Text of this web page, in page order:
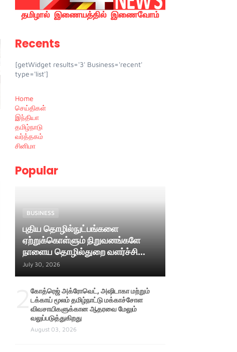
Recents
[getWidget results='3' Business='recent'
type='list']
Home
செய்திகள்
இந்தியா
தமிழ்நாடு
வர்த்தகம்
சினிமா
Popular
BUSINESS
புதிய தொழில்நுட்பங்களை
ஏற்றுக்கொள்ளும் நிறுவனங்களே
நாளைய தொழில்துறை வளர்ச்சியை
வழிநடத்தும் ; அமைச்சர் பி. மதன்
ராஜா
July 30, 2026
கோத்ரெஜ் அக்ரோவெட், அஷிடாகா மற்றும்
டக்காய் மூலம் தமிழ்நாட்டு மக்காச்சோள
விவசாயிகளுக்கான ஆதரவை மேலும்
வலுப்படுத்துகிறது
August 03, 2026